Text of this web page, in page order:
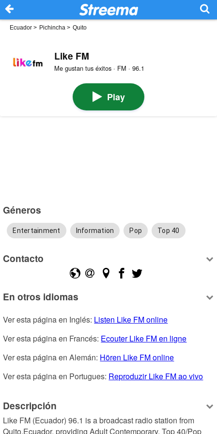
Ecuador > Pichincha > Quito
Like FM
Me gustan tus éxitos · FM · 96.1
Play
Géneros
Entertainment Information Pop Top 40
Contacto
En otros idiomas
Ver esta página en Inglés: Listen Like FM online
Ver esta página en Francés: Ecouter Like FM en ligne
Ver esta página en Alemán: Hören Like FM online
Ver esta página en Portugues: Reproduzir Like FM ao vivo
Descripción
Like FM (Ecuador) 96.1 is a broadcast radio station from
Quito,Ecuador, providing Adult Contemporary, Top 40/Pop